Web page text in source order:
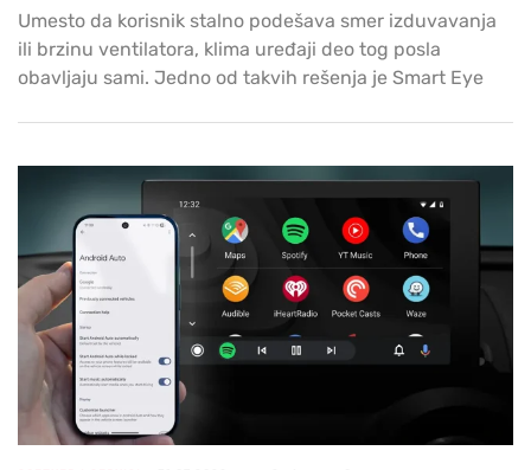
Umesto da korisnik stalno podešava smer izduvavanja
ili brzinu ventilatora, klima uređaji deo tog posla
obavljaju sami. Jedno od takvih rešenja je Smart Eye